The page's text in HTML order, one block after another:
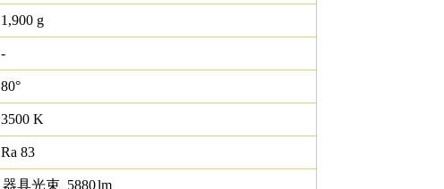
1,900 g
-
80°
3500 K
Ra 83
器具光束 5880lm